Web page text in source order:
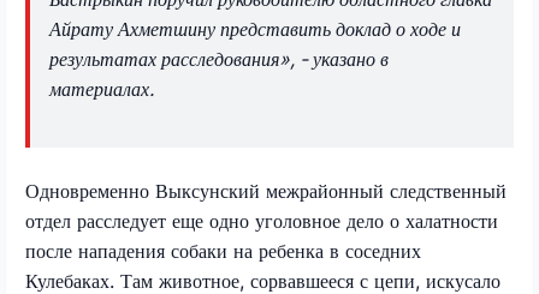
Айрату Ахметшину представить доклад о ходе и
результатах расследования», - указано в
материалах.
Одновременно Выксунский межрайонный следственный
отдел расследует еще одно уголовное дело о халатности
после нападения собаки на ребенка в соседних
Кулебаках. Там животное, сорвавшееся с цепи, искусало